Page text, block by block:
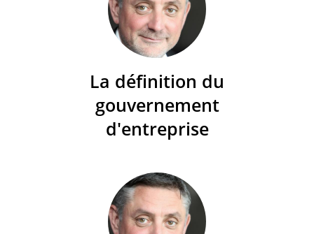
La définition du
gouvernement
d'entreprise